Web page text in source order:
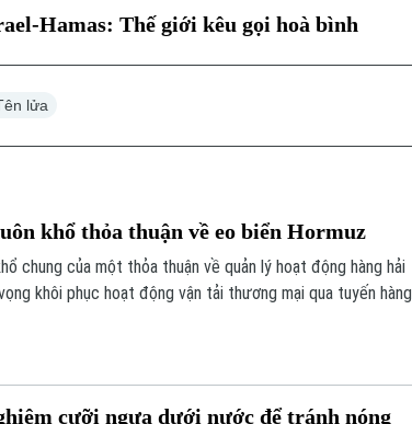
Hamas: Thế giới kêu gọi hoà bình
lửa
khổ thỏa thuận về eo biển Hormuz
chung của một thỏa thuận về quản lý hoạt động hàng hải
khôi phục hoạt động vận tải thương mại qua tuyến hàng
cưỡi ngựa dưới nước để tránh nóng